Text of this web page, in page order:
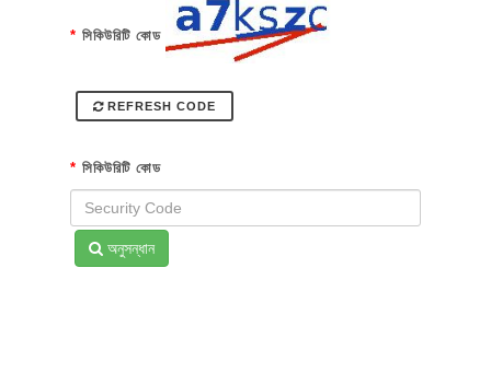
* সিকিউরিটি কোড
REFRESH CODE
* সিকিউরিটি কোড
অনুসন্ধান